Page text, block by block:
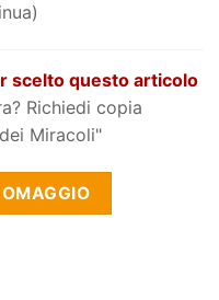
scelto questo articolo
Richiedi copia
Miracoli"